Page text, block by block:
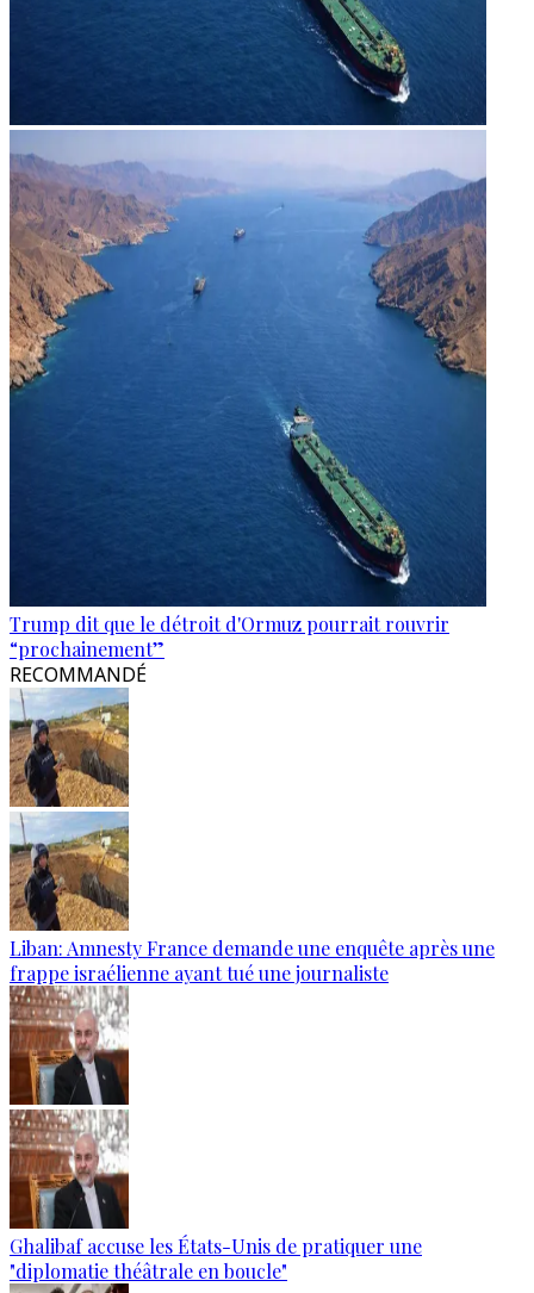
Trump dit que le détroit d'Ormuz pourrait rouvrir
“prochainement”
RECOMMANDÉ
Liban: Amnesty France demande une enquête après une
frappe israélienne ayant tué une journaliste
Ghalibaf accuse les États-Unis de pratiquer une
"diplomatie théâtrale en boucle"